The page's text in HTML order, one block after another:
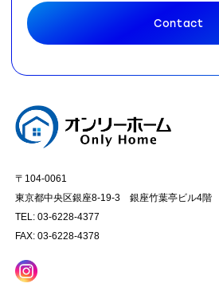
Contact
〒104-0061
東京都中央区銀座8-19-3 銀座竹葉亭ビル4階
TEL: 03-6228-4377
FAX: 03-6228-4378